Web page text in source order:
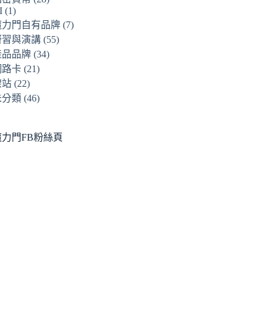
(1)
力門自有品牌 (7)
習與演講 (55)
品品牌 (34)
路卡 (21)
站 (22)
類 (46)
門FB粉絲頁